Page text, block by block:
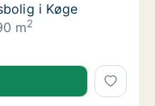
i Køge
i Køge
m2
i Køge